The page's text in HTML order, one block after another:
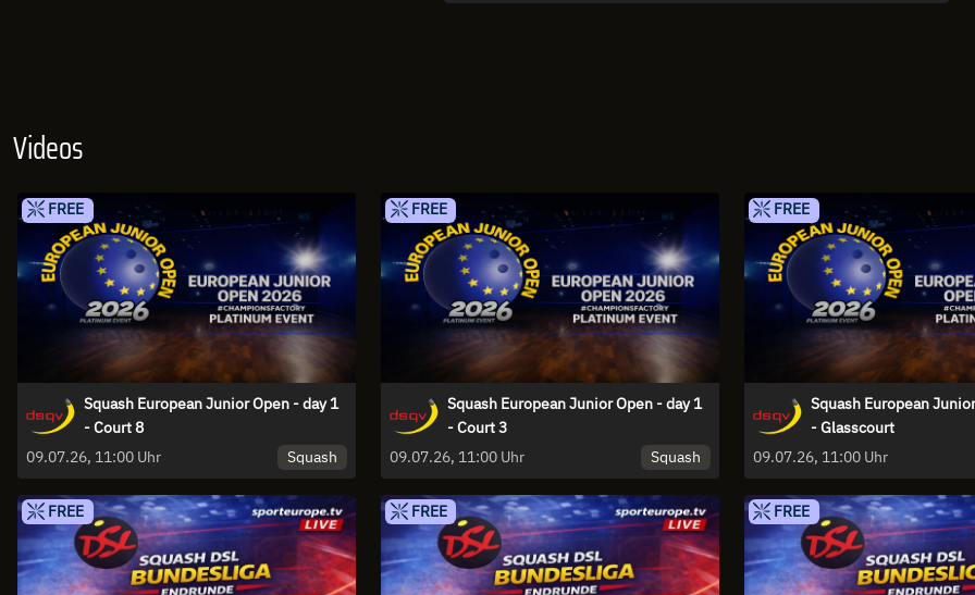
Videos
FREE
Squash European Junior Open - day 1
- Court 8
09.07.26, 11:00 Uhr
Squash
FREE
Squash European Junior Open - day 1
- Court 3
09.07.26, 11:00 Uhr
Squash
FREE
Squash European
- Glasscourt
09.07.26, 11:00 Uhr
FREE FREE FREE